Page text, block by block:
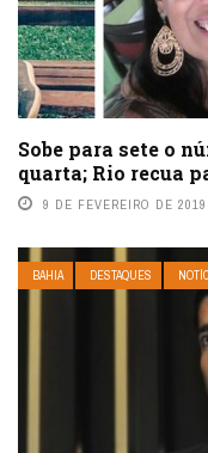
Sobe para sete o
quarta; Rio recua
9 DE FEVEREIRO DE 2019
BAHIA DESTAQUES